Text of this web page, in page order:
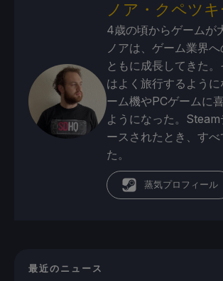
ノア・クペツキ
4歳の頃からゲームが
ノアは、ゲーム業界
ともに成長してきた
はよく旅行するよう
ーム機やPCゲームに
ようになった。Steam
ースされたとき、すべ
た。
蒸気プロフィール
最近のニュース